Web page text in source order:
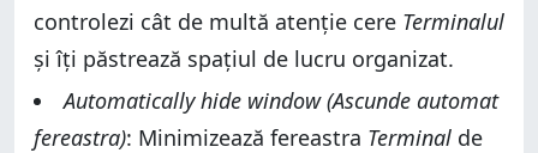
controlezi cât de multă atenție cere Terminalul
și îți păstrează spațiul de lucru organizat.
Automatically hide window (Ascunde automat
fereastra): Minimizează fereastra Terminal de